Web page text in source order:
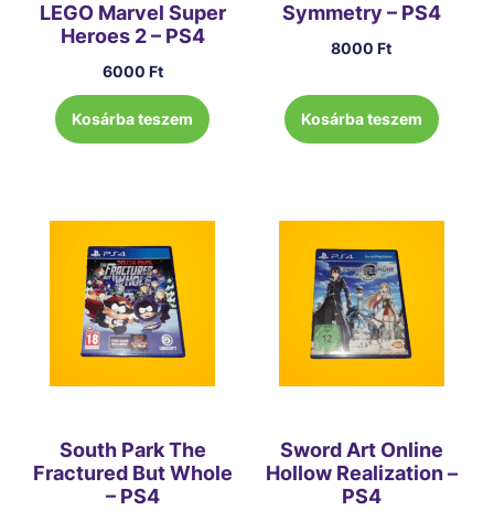
LEGO Marvel Super
Heroes 2 – PS4
6000 Ft
Kosárba teszem
Symmetry – PS4
8000Ft
Kosárba teszem
South Park The
Fractured But Whole
– PS4
Sword Art Online
Hollow Realization –
PS4